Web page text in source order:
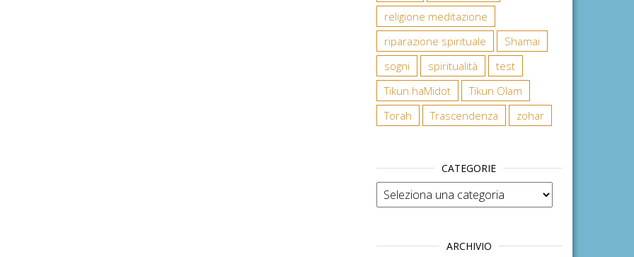
religione meditazione
riparazione spirituale
Shamai
sogni
spiritualità
test
Tikun haMidot
Tikun Olam
Torah
Trascendenza zohar
CATEGORIE
Categorie
ARCHIVIO